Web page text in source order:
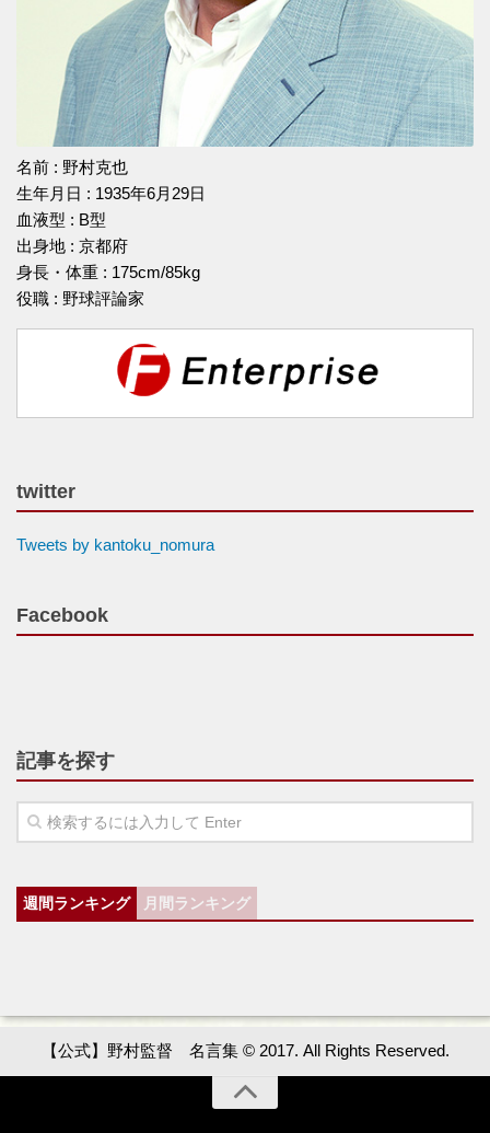
名前 : 野村克也
生年月日 : 1935年6月29日
血液型 : B型
出身地 : 京都府
身長・体重 : 175cm/85kg
役職 : 野球評論家
twitter
Tweets by kantoku_nomura
Facebook
記事を探す
週間ランキング 月間ランキング
【公式】野村監督 名言集 © 2017. All Rights Reserved.